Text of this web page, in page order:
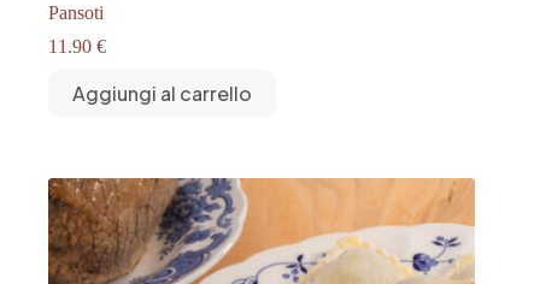
Pansoti
11.90 €
Aggiungi al carrello